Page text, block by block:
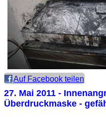
Auf Facebook teilen
27. Mai 2011 -
Überdruckmaske -